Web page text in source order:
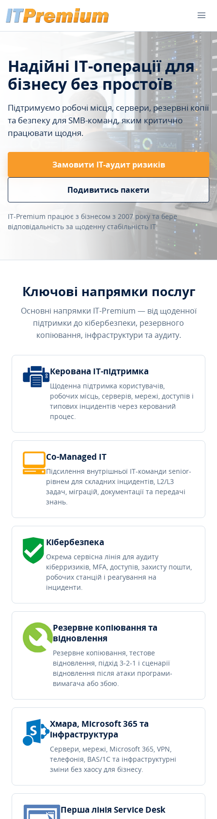
Надійні IT-операції для
бізнесу без простоїв
Підтримуємо робочі місця, сервери, резервні копії
та безпеку для SMB-команд, яким критично
працювати щодня.
Замовити ІТ-аудит ризиків
Подивитись пакети
IT-Premium працює з бізнесом з 2007 року та бере
відповідальність за щоденну стабільність IT.
Ключові напрямки послуг
Основні напрямки IT-Premium — від щоденної
підтримки до кібербезпеки, резервного
копіювання, інфраструктури та аудиту.
Керована IT-підтримка
Щоденна підтримка користувачів,
робочих місць, серверів, мережі, доступів і
типових інцидентів через керований
процес.
Co-Managed IT
Підсилення внутрішньої IT-команди senior-
рівнем для складних інцидентів, L2/L3
задач, міграцій, документації та передачі
знань.
Кібербезпека
Окрема сервісна лінія для аудиту
кіберризиків, MFA, доступів, захисту пошти,
робочих станцій і реагування на
інциденти.
Резервне копіювання та
відновлення
Резервне копіювання, тестове
відновлення, підхід 3-2-1 і сценарії
відновлення після атаки програми-
вимагача або збою.
Хмара, Microsoft 365 та
інфраструктура
Сервери, мережі, Microsoft 365, VPN,
телефонія, BAS/1C та інфраструктурні
зміни без хаосу для бізнесу.
Перша лінія Service Desk